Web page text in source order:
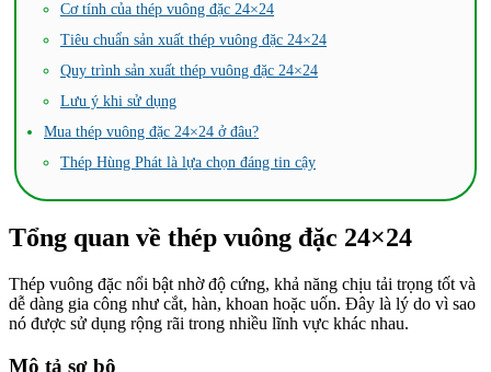
Cơ tính của thép vuông đặc 24×24
Tiêu chuẩn sản xuất thép vuông đặc 24×24
Quy trình sản xuất thép vuông đặc 24×24
Lưu ý khi sử dụng
Mua thép vuông đặc 24×24 ở đâu?
Thép Hùng Phát là lựa chọn đáng tin cậy
Tổng quan về thép vuông đặc 24×24
Thép vuông đặc nổi bật nhờ độ cứng, khả năng chịu tải trọng tốt và
dễ dàng gia công như cắt, hàn, khoan hoặc uốn. Đây là lý do vì sao
nó được sử dụng rộng rãi trong nhiều lĩnh vực khác nhau.
Mô tả sơ bộ